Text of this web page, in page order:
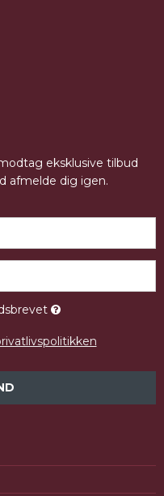
eksklusive tilbud
afmelde dig igen.